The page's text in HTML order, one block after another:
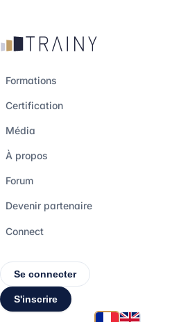
Formations
Certification
Média
À propos
Forum
Devenir partenaire
Connect
Se connecter
S'inscrire
Comprendre
Explorer les
parcours.
Interviews, formations,
tout pour construire ton
professionnel.